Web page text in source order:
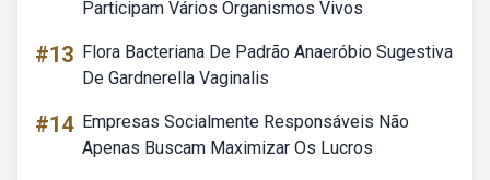
Participam Vários Organismos Vivos
#13 Flora Bacteriana De Padrão Anaeróbio Sugestiva
De Gardnerella Vaginalis
#14 Empresas Socialmente Responsáveis Não
Apenas Buscam Maximizar Os Lucros